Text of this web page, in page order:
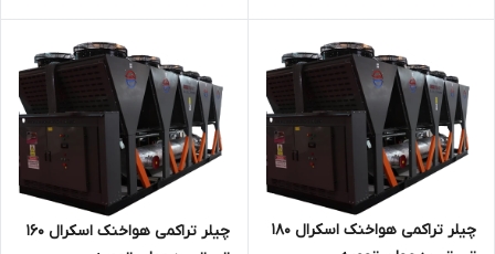
چیلر تراکمی هواخنک اسکرال 180
چیلر تراکمی هواخنک اسکرال 160